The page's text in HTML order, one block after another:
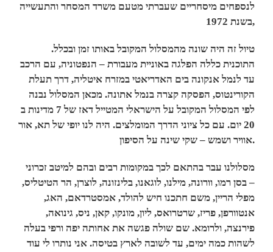
לנספחים מיסחריים שעברתי מטעם משרד המסחר והתעשייה
בשנת 1972,
טיול זה היה שונה מהמסלול המקובל באותו זמן ובכלל.
התוכנית כללה הפלגה באוניית מעבורת – הנפטוניה, עם הרכב
עד לנמל אנקונה בים האדריאטי במזרח איטליה, דרך תעלת
הקורינטוס, הפסקה קצרה בנמל אתונה. מכאן המסלול נבנה
לפי המסלול המקובל על הישראלי המטייל דאז של 7 מדינות ב
20 יום. עם כל ציוני הדרך המומלצים. היה לנו יופי של תא, אור
אוויר ושמש – שקי שינה על הסיפון.
מסלולנו עבר בהתאם לכך במקומות רבים ובהם למיטב זכרוני
– בסן רמו, וורונה, מילנו, לוגאנו, בלינזונה, לוצרן, הר הטיטליס,
מפלי הריין, משם חתכנו חיש להולד, אמסטרדאם, האג,
אנטוורפן, פריז, שרטרואס, ליון, מונקו, קאן, ניס, גינואה,
פירנצה, ולרומא. שם שולה פגשה את אחותה יפה ורפי בעלה
לשהות כמה ימים, עד לשובה לארץ בטיסה. אני נותרו לי עוד